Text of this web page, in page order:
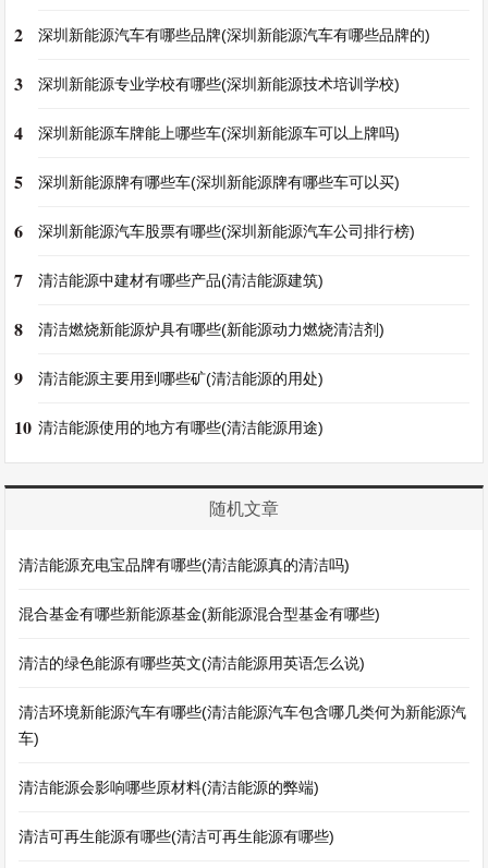
2 深圳新能源汽车有哪些品牌(深圳新能源汽车有哪些品牌的)
3 深圳新能源专业学校有哪些(深圳新能源技术培训学校)
4 深圳新能源车牌能上哪些车(深圳新能源车可以上牌吗)
5 深圳新能源牌有哪些车(深圳新能源牌有哪些车可以买)
6 深圳新能源汽车股票有哪些(深圳新能源汽车公司排行榜)
7 清洁能源中建材有哪些产品(清洁能源建筑)
8 清洁燃烧新能源炉具有哪些(新能源动力燃烧清洁剂)
9 清洁能源主要用到哪些矿(清洁能源的用处)
10 清洁能源使用的地方有哪些(清洁能源用途)
随机文章
清洁能源充电宝品牌有哪些(清洁能源真的清洁吗)
混合基金有哪些新能源基金(新能源混合型基金有哪些)
清洁的绿色能源有哪些英文(清洁能源用英语怎么说)
清洁环境新能源汽车有哪些(清洁能源汽车包含哪几类何为新能源汽
车)
清洁能源会影响哪些原材料(清洁能源的弊端)
清洁可再生能源有哪些(清洁可再生能源有哪些)